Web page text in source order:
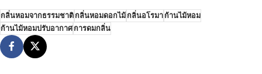
กลิ่นหอมจากธรรมชาติกลิ่นหอมดอกไม้กลิ่นอโรมาก้านไม้หอม
ก้านไม้หอมปรับอากาศการดมกลิ่น